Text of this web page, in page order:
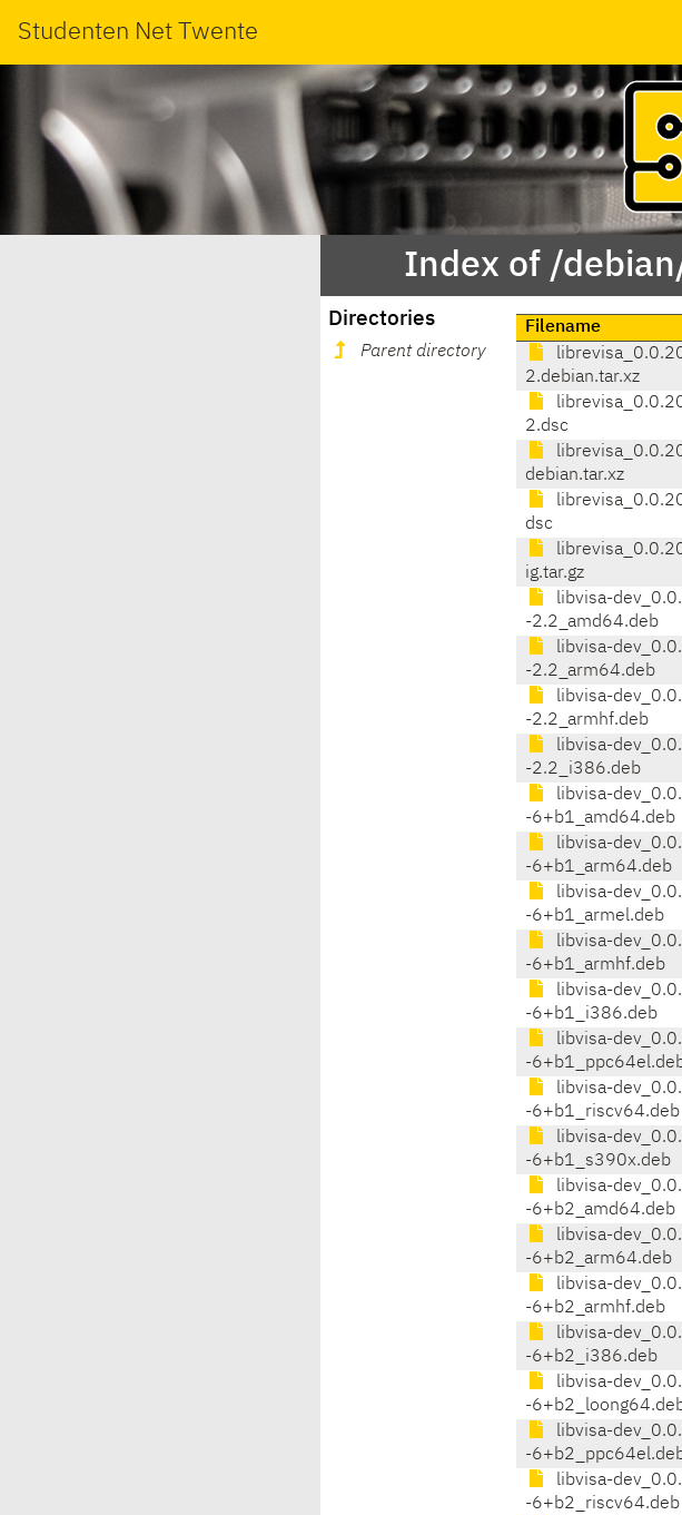
Studenten Net Twente
Index of /
Directories
Parent directory
Filename
2.debian.tar.xz
2.dsc
debian.tar.xz
dsc
ig.tar.gz
libvisa-
-2.2_amd64.deb
libvisa-
-2.2_arm64.deb
libvisa-
-2.2_armhf.deb
libvisa-
-2.2_i386.deb
libvisa-
-6+b1_amd64.deb
libvisa-
-6+b1_arm64.deb
libvisa-
-6+b1_armel.deb
libvisa-
-6+b1_armhf.deb
libvisa-
-6+b1_i386.deb
libvisa-
-
libvisa-
-6+b1_riscv64.deb
libvisa-
-6+b1_s390x.deb
libvisa-
-6+b2_amd64.deb
libvisa-
-6+b2_arm64.deb
libvisa-
-6+b2_armhf.deb
libvisa-
-6+b2_i386.deb
libvisa-
-
libvisa-
-
libvisa-
-6+b2_riscv64.deb